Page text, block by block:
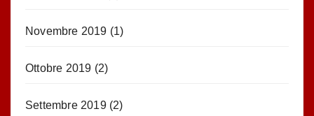
Novembre 2019 (1)
Ottobre 2019 (2)
Settembre 2019(2)